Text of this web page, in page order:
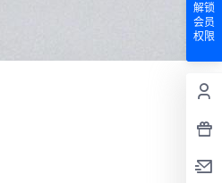
解锁
会员
权限